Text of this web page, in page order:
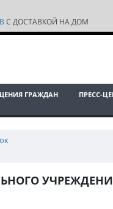
С ДОСТАВКОЙ НА ДОМ
ГРАЖДАН ПРЕСС-